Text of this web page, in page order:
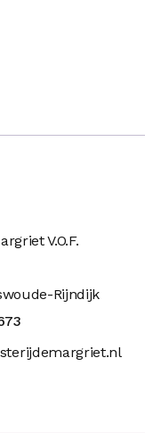
V.O.F.
Rijndijk